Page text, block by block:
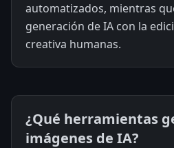
automatizados, mientras
generación de IA con la
creativa humanas.
¿Qué herramientas
imágenes de IA?